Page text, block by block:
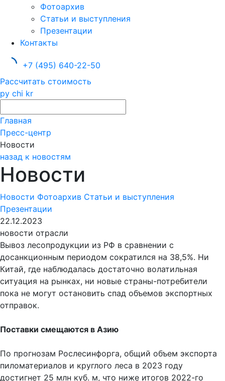
Фотоархив
Статьи и выступления
Презентации
Контакты
+7 (495) 640-22-50
Рассчитать стоимость
ру chi kr
Главная
Пресс-центр
Новости
назад к новостям
Новости
Новости Фотоархив Статьи и выступления
Презентации
22.12.2023
новости отрасли
Вывоз лесопродукции из РФ в сравнении с
досанкционным периодом сократился на 38,5%. Ни
Китай, где наблюдалась достаточно волатильная
ситуация на рынках, ни новые страны-потребители
пока не могут остановить спад объемов экспортных
отправок.
Поставки смещаются в Азию
По прогнозам Рослесинфорга, общий объем экспорта
пиломатериалов и круглого леса в 2023 году
достигнет 25 млн куб. м, что ниже итогов 2022-го